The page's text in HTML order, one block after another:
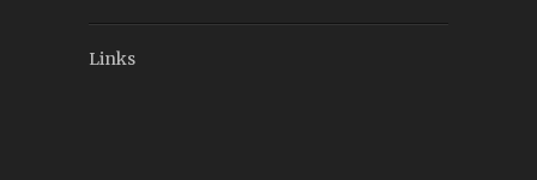
Links